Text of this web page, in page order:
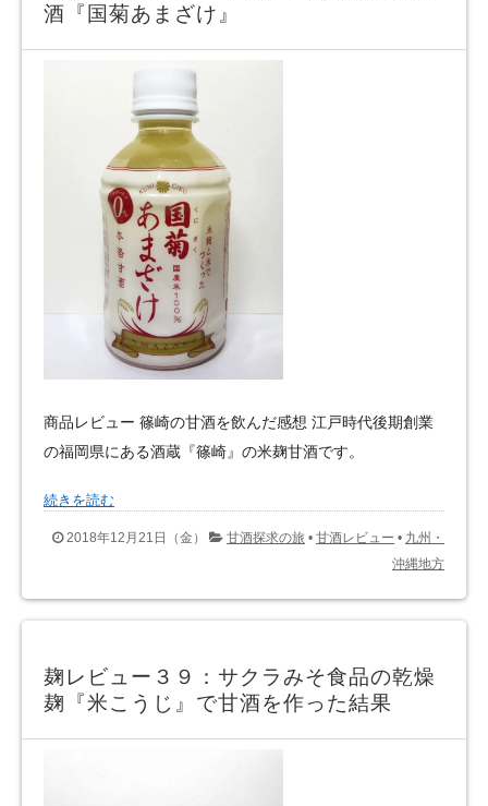
酒『国菊あまざけ』
商品レビュー 篠崎の甘酒を飲んだ感想 江戸時代後期創業
の福岡県にある酒蔵『篠崎』の米麹甘酒です。
続きを読む
2018年12月21日（金） 甘酒探求の旅 • 甘酒レビュー • 九州・
沖縄地方
麹レビュー３９：サクラみそ食品の乾燥
麹『米こうじ』で甘酒を作った結果